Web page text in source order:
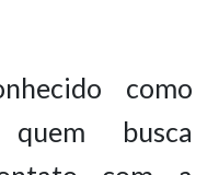
como
busca